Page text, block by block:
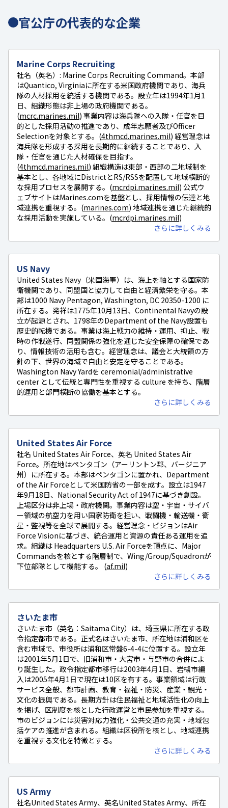
官公庁の代表的な企業
Marine Corps Recruiting
社名（英名）: Marine Corps Recruiting Command。本部
はQuantico, Virginiaに所在する米国政府機関であり、海兵
隊の人材採用を統括する機関である。設立年は1994年1月1
日、組織形態は非上場の政府機関である。
(mcrc.marines.mil) 事業内容は海兵隊への入隊・任官を目
的とした採用活動の推進であり、成年志願者及びOfficer
Selectionを対象とする。(4thmcd.marines.mil) 経営理念は
海兵隊を形成する採用を長期的に継続することであり、入
隊・任官を通じた人材確保を目指す。
(4thmcd.marines.mil) 組織構造は東部・西部の二地域制を
基本とし、各地域にDistrictとRS/RSSを配置して地域横断的
な採用プロセスを展開する。(mcrdpi.marines.mil) 公式ウ
ェブサイトはMarines.comを基盤とし、採用情報の伝達と地
域連携を重視する。(marines.com) 地域連携を通じた継続的
な採用活動を実施している。(mcrdpi.marines.mil)
さらに詳しくみる
US Navy
United States Navy（米国海軍）は、海上を軸とする国家防
衛機関であり、同盟国と協力して自由と経済繁栄を守る。本
部は1000 Navy Pentagon, Washington, DC 20350-1200 に
所在する。発祥は1775年10月13日、Continental Navyの設
立が起源とされ、1798年のDepartment of the Navy設置も
歴史的転機である。事業は海上戦力の維持・運用、抑止、戦
時の作戦遂行、同盟関係の強化を通じた安全保障の確保であ
り、情報技術の活用も含む。経営理念は、議会と大統領の方
針の下、世界の海域で自由と安定を守ることである。
Washington Navy Yardを ceremonial/administrative
center として伝統と専門性を重視する culture を持ち、階層
的運用と部門横断の協働を基本とする。
さらに詳しくみる
United States Air Force
社名 United States Air Force、英名 United States Air
Force。所在地はペンタゴン（アーリントン郡、バージニア
州）に所在する。本部はペンタゴンに置かれ、Department
of the Air Forceとして米国防省の一部を成す。設立は1947
年9月18日、National Security Act of 1947に基づき創設。
上場区分は非上場・政府機関。事業内容は空・宇宙・サイバ
ー領域の航空力を用い国家防衛を担い、戦闘機・輸送機・衛
星・監視等を全球で展開する。経営理念・ビジョンはAir
Force Visionに基づき、統合運用と資源の責任ある運用を追
求。組織は Headquarters U.S. Air Forceを頂点に、Major
Commandsを核とする階層制で、Wing/Group/Squadronが
下位部隊として機能する。 (af.mil)
さらに詳しくみる
さいたま市
さいたま市（英名：Saitama City）は、埼玉県に所在する政
令指定都市である。正式名はさいたま市、所在地は浦和区を
含む市域で、市役所は浦和区常盤6-4-4に位置する。設立年
は2001年5月1日で、旧浦和市・大宮市・与野市の合併によ
り誕生した。政令指定都市移行は2003年4月1日、岩槻市編
入は2005年4月1日で現在は10区を有する。事業領域は行政
サービス全般、都市計画、教育・福祉・防災、産業・観光・
文化の振興である。長期方針は住民福祉と地域活性化の向上
を掲げ、区制度を核とした行政運営と市民参加を重視する。
市のビジョンには災害対応力強化・公共交通の充実・地域包
括ケアの推進が含まれる。組織は区役所を核とし、地域連携
を重視する文化を特徴とする。
さらに詳しくみる
US Army
社名United States Army、英名United States Army、所在